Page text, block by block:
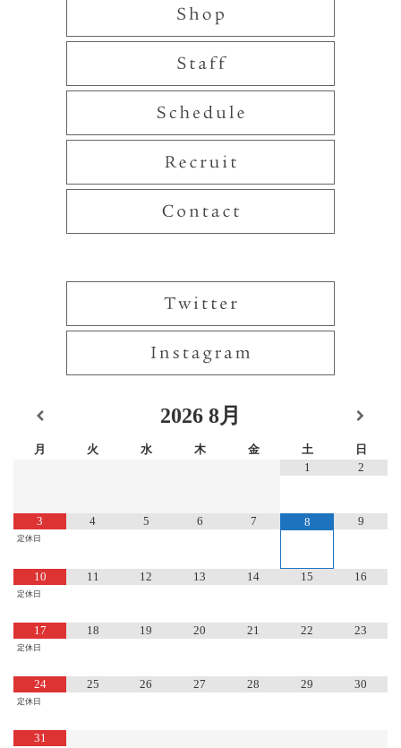
2026 8月
月 火 水 木 金 土
日
1
2
3
定休日
4 5 6 7 8 9
10
定休日
11 12 13 14 15 16
17
定休日
18 19 20 21 22 23
24
定休日
25 26 27 28 29 30
31